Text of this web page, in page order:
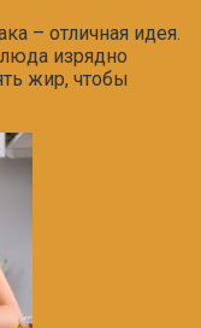
– отличная идея.
изрядно
жир, чтобы